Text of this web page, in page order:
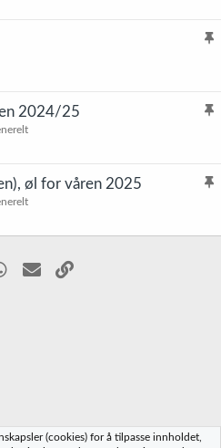
tK
tK
t
2024/25
K
s
øl for våren 2025
WhatsApp
E-post
(cookies) for å tilpasse innholdet,